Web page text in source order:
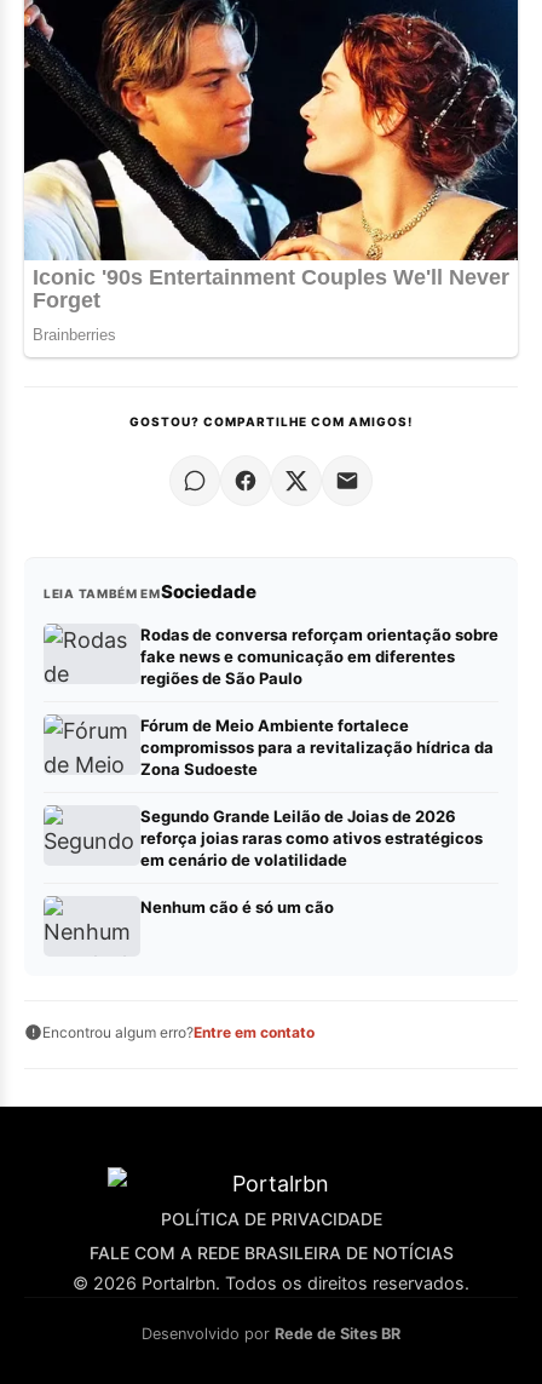
GOSTOU? COMPARTILHE COM AMIGOS!
LEIA TAMBÉM EMSociedade
Rodas de conversa reforçam orientação sobre
fake news e comunicação em diferentes
regiões de São Paulo
Fórum de Meio Ambiente fortalece
compromissos para a revitalização hídrica da
Zona Sudoeste
Segundo Grande Leilão de Joias de 2026
reforça joias raras como ativos estratégicos
em cenário de volatilidade
Nenhum cão é só um cão
Encontrou algum erro?Entre em contato
POLÍTICA DE PRIVACIDADE
FALE COM A REDE BRASILEIRA DE NOTÍCIAS
© 2026 Portalrbn. Todos os direitos reservados.
Desenvolvido por Rede de Sites BR